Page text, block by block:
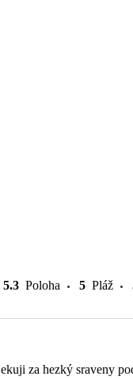
5.3 Poloha 5 Pláž
za hezký sraveny